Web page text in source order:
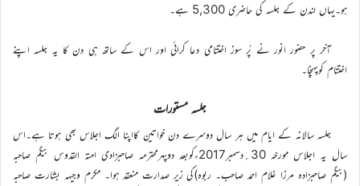
ہو۔یہاں لندن کے جلسہ کی حاضری 5,300 ہے۔
آخر پر حضور انور نے پُر سوز اختتامی دعا کرائی اور اس کے ساتھ ہی دن کا یہ جلسہ اپنے
اختتام کوپہنچا۔
جلسہ مستورات
جلسہ سالانہ کے ایام میں ہر سال دوسرے دن خواتین کااپنا الگ اجلاس بھی ہوتا ہے۔اس
سال یہ اجلاس مورخہ 30؍دسمبر2017ءکوبعد دوپہرمحترمہ صاحبزادی امتہ القدوس بیگم صاحبہ
(بیگم صاحبزادہ مرزا غلام احمد صاحب۔ ربوہ)کی زیر صدارت منعقد ہوا۔ مکرم وجیہہ بشارت صاحبہ